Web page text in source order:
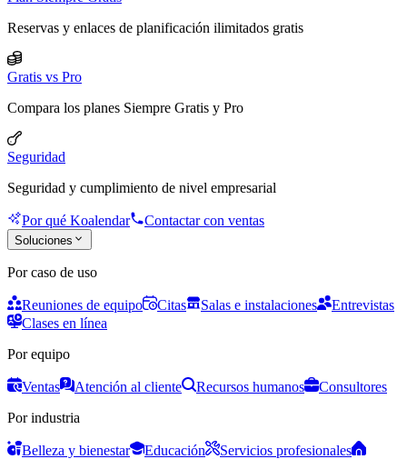
Reservas y enlaces de planificación ilimitados gratis
Gratis vs Pro
Compara los planes Siempre Gratis y Pro
Seguridad
Seguridad y cumplimiento de nivel empresarial
Por qué Koalendar Contactar con ventas
Soluciones
Por caso de uso
Reuniones de equipo Citas Salas e instalaciones
Entrevistas
Clases en línea
Por equipo
Ventas Atención al cliente Recursos humanos
Consultores
Por industria
Belleza y bienestar Educación
Servicios profesionales